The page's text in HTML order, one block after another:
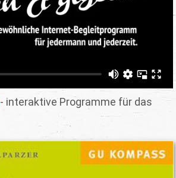
- interaktive Programme für das